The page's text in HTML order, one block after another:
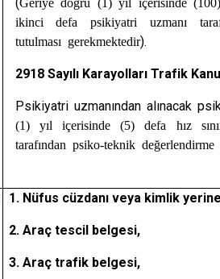
ikinci defa psikiyatri uzmanı
tutulması gerekmektedir).
2918 Sayılı Karayolları Trafik
Psikiyatri uzmanından alınacak
(1) yıl içerisinde (5) defa hız
tarafından psiko-teknik
1. Nüfus cüzdanı veya kimlik
2. Araç tescil belgesi,
3. Araç trafik belgesi,